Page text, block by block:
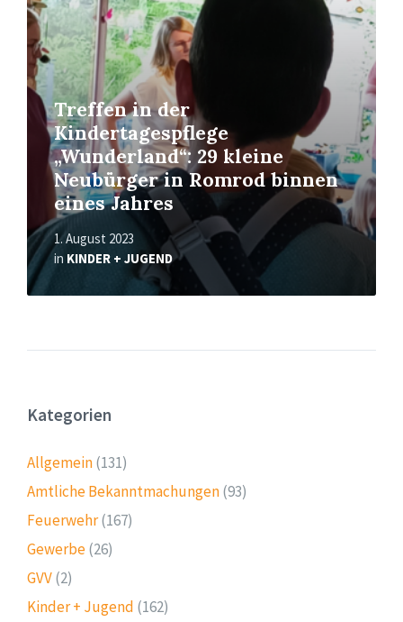
Treffen in der
Kindertagespflege
„Wunderland“: 29 kleine
Neubürger in Romrod binnen
eines Jahres
1. August 2023
in KINDER + JUGEND
Kategorien
Allgemein(131)
Amtliche Bekanntmachungen(93)
Feuerwehr(167)
Gewerbe(26)
GVV(2)
Kinder + Jugend (162)